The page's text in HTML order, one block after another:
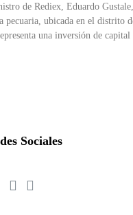
de Rediex, Eduardo
pecuaria, ubicada en el distrito
una inversión de capital
Sociales